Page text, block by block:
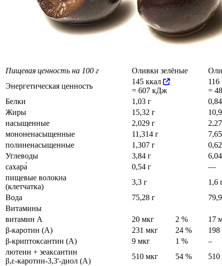
Пищевая ценность на 100 г Оливки зелёные
Энергетическая ценность
145 ккал
= 607 кДж
=
Белки
1,03 г
Жиры
15,32 г
насыщенные
2,029 г
мононенасыщенные
11,314 г
полиненасыщенные
1,307 г
Углеводы
3,84 г
сахара́
0,54 г
—
пищевые волокна
(клетчатка)
3,3 г
1,6
Вода
75,28 г
Витамины
витамин A
20 мкг 2 %
17
β-каротин (A)
231 мкг 24 %
198
β-криптоксантин (A)
9 мкг 1 %
–
лютеин + зеаксантин
β,ε-​каротин-​3,3'-​диол (A)
510 мкг 54 %
510